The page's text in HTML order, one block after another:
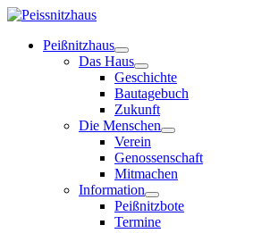
Peißnitzhaus
Das Haus
Geschichte
Bautagebuch
Zukunft
Die Menschen
Verein
Genossenschaft
Mitmachen
Information
Peißnitzbote
Termine